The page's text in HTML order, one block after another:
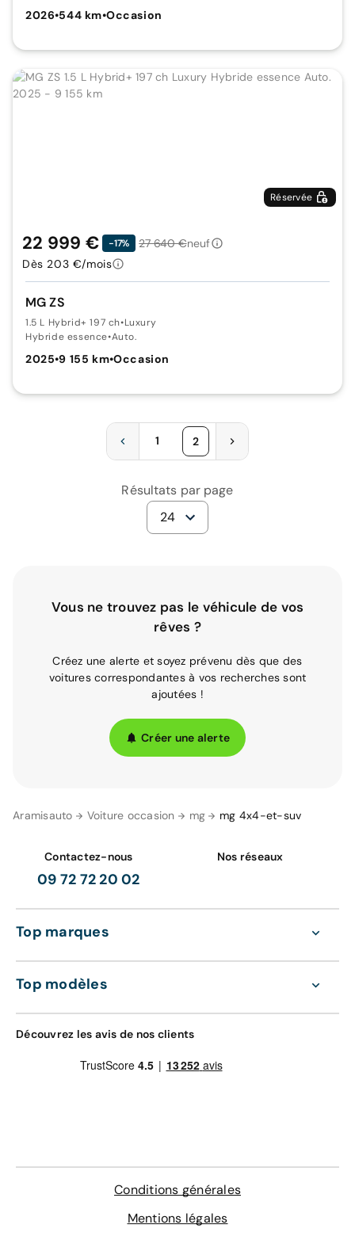
Aramisauto Voiture occasion mg mg 4x4-et-suv
2026•544 km•Occasion
Réservée
MG ZS
1.5 L Hybrid+ 197 ch•Luxury
Hybride essence•Auto.
2025•9 155 km•Occasion
22 999 € -17% 27 640 €neuf
Dès 203 €/mois
1 2
Résultats par page
24
Vous ne trouvez pas le véhicule de vos
rêves ?
Créez une alerte et soyez prévenu dès que des
voitures correspondantes à vos recherches sont
ajoutées !
Créer une alerte
Contactez-nous
09 72 72 20 02
Nos réseaux
Top marques
Top modèles
Découvrez les avis de nos clients
Conditions générales
Mentions légales